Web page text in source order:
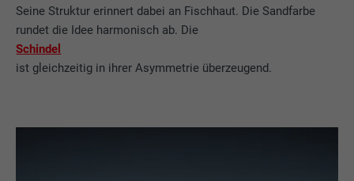
Seine Struktur erinnert dabei an Fischhaut. Die Sandfarbe
rundet die Idee harmonisch ab. Die
Schindel
ist gleichzeitig in ihrer Asymmetrie überzeugend.